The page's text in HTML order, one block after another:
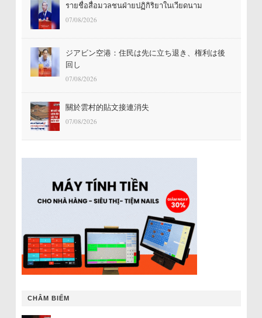
รายชื่อสื่อมวลชนฝ่ายปฏิกิริยาในเวียดนาม
07/08/2026
ジアビン空港：住民は先に立ち退き、権利は後
回し
07/08/2026
關於雲村的貼文接連消失
07/08/2026
CHÂM BIẾM